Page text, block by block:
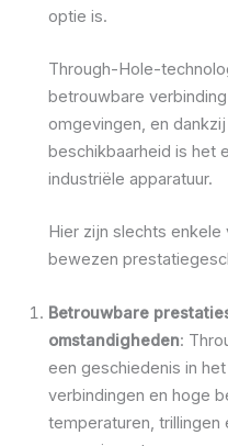
optie is.
Through-Hole-
betrouwbare
omgevingen, en
beschikbaarheid is het
industriële apparatuur.
Hier zijn slechts
bewezen
Betrouwbare
omstandigheden:
een geschiedenis in
verbindingen en hoge
temperaturen, trillingen